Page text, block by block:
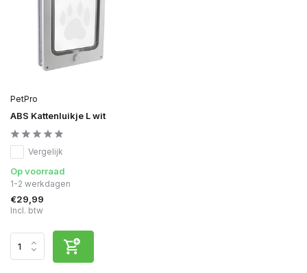
PetPro
ABS Kattenluikje L wit
Vergelijk
Op voorraad
1-2 werkdagen
€29,99
Incl. btw